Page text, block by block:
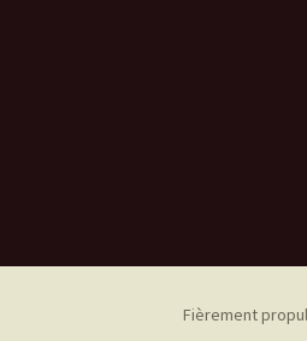
Fièrement